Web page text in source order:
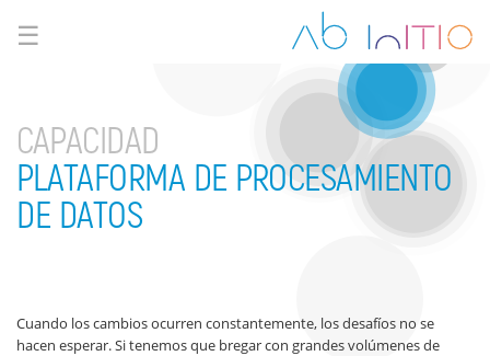
☰
CAPACIDAD
PLATAFORMA DE PROCESAMIENTO
DE DATOS
Cuando los cambios ocurren constantemente, los desafíos no se
hacen esperar. Si tenemos que bregar con grandes volúmenes de